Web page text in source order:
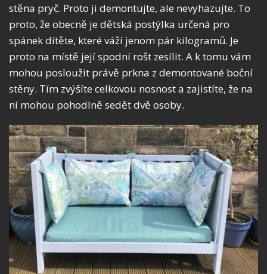
stěna pryč. Proto ji demontujte, ale nevyhazujte. To
proto, že obecně je dětská postýlka určená pro
spánek dítěte, které váží jenom pár kilogramů. Je
proto na místě její spodní rošt zesílit. A k tomu vám
mohou posloužit právě prkna z demontované boční
stěny. Tím zvýšíte celkovou nosnost a zajistíte, že na
ní mohou pohodlně sedět dvě osoby.